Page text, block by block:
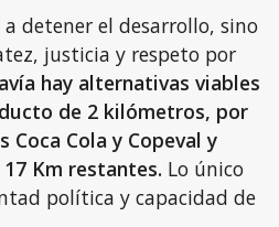
detener el desarrollo, sino
justicia y respeto por
hay alternativas viables
de 2 kilómetros, por
Cola y Copeval y
Km restantes. Lo único
política y capacidad de